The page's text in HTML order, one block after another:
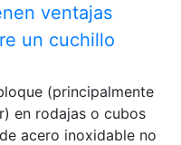
ventajas
un cuchillo
(principalmente
en rodajas o cubos
acero inoxidable no